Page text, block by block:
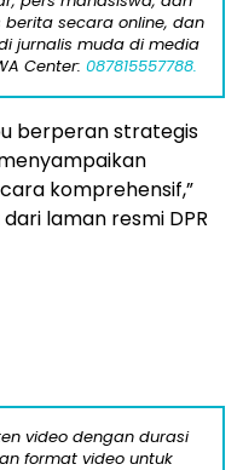
secara online, dan
jurnalis muda di media
Center: 087815557788.
berperan strategis
komprehensif,”
laman resmi DPR
video dengan durasi
format video untuk